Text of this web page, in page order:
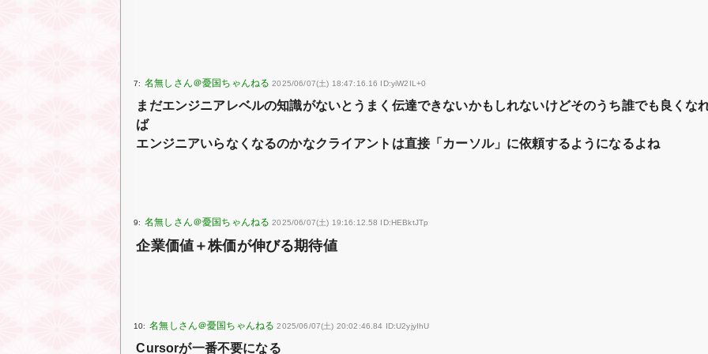
7: 2025/06/07(土) 18:47:16.16 ID:yiW2IL+0
まだエンジニアレベルの知識がないとうまく伝達できないかもしれないけどそのうち誰でも良くな
ば
エンジニアいらなくなるのかなクライアントは直接「カーソル」に依頼するようになるよね
9: 2025/06/07(土) 19:16:12.58 ID:HEBktJTp
企業価値＋株価が伸びる期待値
10: 2025/06/07(土) 20:02:46.84 ID:U2yjyIhU
Cursorが一番不要になる